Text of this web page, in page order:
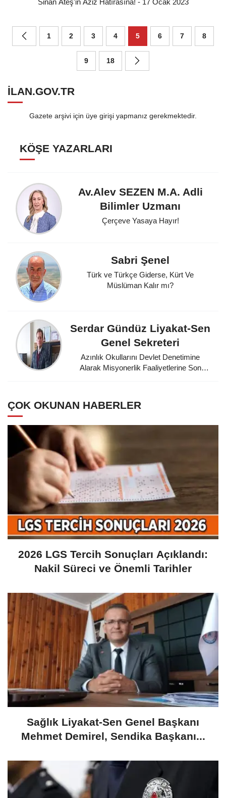
Sinan Ateş'in Aziz Hatırasına! - 17 Ocak 2023
1 2 3 4 5 6 7 8
9 18
ILAN.GOV.TR
Gazete arşivi için üye girişi yapmanız gerekmektedir.
KÖŞE YAZARLARI
Av.Alev SEZEN M.A. Adli
Bilimler Uzmanı
Çerçeve Yasaya Hayır!
Sabri Şenel
Türk ve Türkçe Giderse, Kürt Ve
Müslüman Kalır mı?
Serdar Gündüz Liyakat-Sen
Genel Sekreteri
Azınlık Okullarını Devlet Denetimine
Alarak Misyonerlik Faaliyetlerine Son
ÇOK OKUNAN HABERLER
2026 LGS Tercih Sonuçları Açıklandı:
Nakil Süreci ve Önemli Tarihler
​Sağlık Liyakat-Sen Genel Başkanı
Mehmet Demirel, Sendika Başkanı...